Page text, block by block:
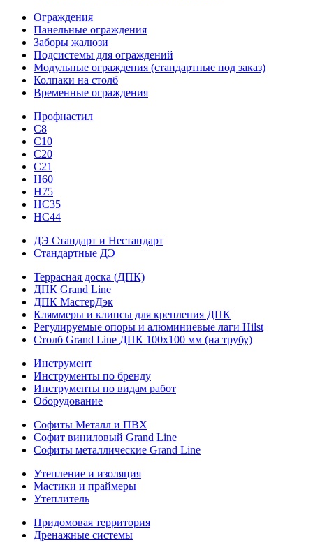
Ограждения
Панельные ограждения
Заборы жалюзи
Подсистемы для ограждений
Модульные ограждения (стандартные под заказ)
Колпаки на столб
Временные ограждения
Профнастил
С8
С10
С20
С21
H60
H75
HС35
НС44
ДЭ Стандарт и Нестандарт
Стандартные ДЭ
Террасная доска (ДПК)
ДПК Grand Line
ДПК МастерДэк
Кляммеры и клипсы для крепления ДПК
Регулируемые опоры и алюминиевые лаги Hilst
Столб Grand Line ДПК 100х100 мм (на трубу)
Инструмент
Инструменты по бренду
Инструменты по видам работ
Оборудование
Софиты Металл и ПВХ
Софит виниловый Grand Line
Софиты металлические Grand Line
Утепление и изоляция
Мастики и праймеры
Утеплитель
Придомовая территория
Дренажные системы